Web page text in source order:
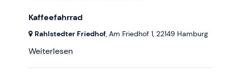
Kaffeefahrrad
Rahlstedter Friedhof, Am Friedhof 1, 22149 Hamburg
Weiterlesen